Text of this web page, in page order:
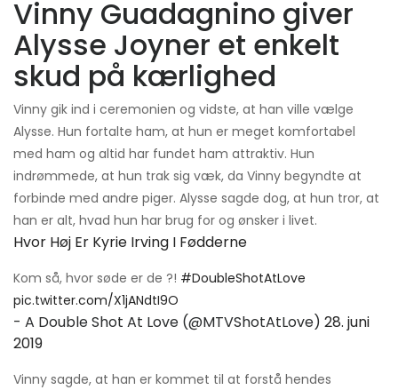
Vinny Guadagnino giver
Alysse Joyner et enkelt
skud på kærlighed
Vinny gik ind i ceremonien og vidste, at han ville vælge
Alysse. Hun fortalte ham, at hun er meget komfortabel
med ham og altid har fundet ham attraktiv. Hun
indrømmede, at hun trak sig væk, da Vinny begyndte at
forbinde med andre piger. Alysse sagde dog, at hun tror, ​​at
han er alt, hvad hun har brug for og ønsker i livet.
Hvor Høj Er Kyrie Irving I Fødderne
Kom så, hvor søde er de ?! #DoubleShotAtLove
pic.twitter.com/X1jANdtI9O
- A Double Shot At Love (@MTVShotAtLove) 28. juni
2019
Vinny sagde, at han er kommet til at forstå hendes